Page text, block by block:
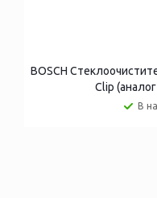
BOSCH
Clip
В